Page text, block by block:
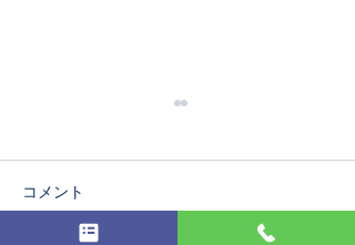
第19回発表会
コメント